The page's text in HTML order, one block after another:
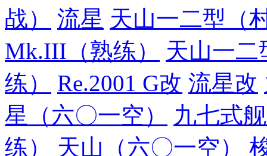
战）
流星 天山一二型（
Mk.III（熟练）
天山一二
练）
Re.2001 G改 流星改
星（六〇一空）
九七式
练）
天山（六〇一空）